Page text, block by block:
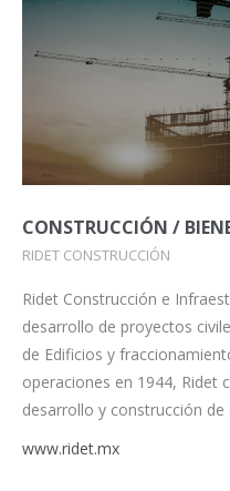
CONSTRUCCIÓN /
RIDET CONSTRUCCIÓN
Ridet Construcción e
desarrollo de proyectos
de Edificios y
operaciones en 1944, Ridet
desarrollo y construcción
www.ridet.mx